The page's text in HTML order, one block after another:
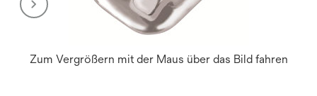
Zum Vergrößern mit der Maus über das Bild fahren